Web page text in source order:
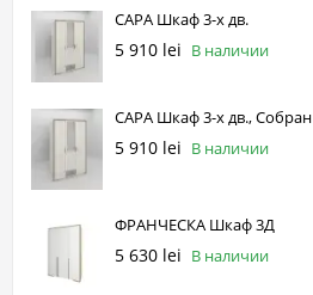
САРА Шкаф 3-х дв.
5 910 lei В наличии
САРА Шкаф 3-х дв., Собран
5 910 lei В наличии
ФРАНЧЕСКА Шкаф 3Д
5 630 lei В наличии